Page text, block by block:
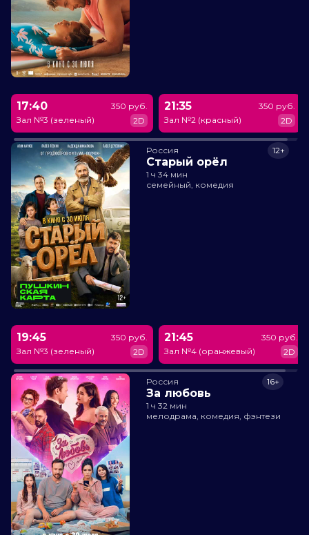
17:40
Зал №3 (зеленый)
350 руб.
2D
21:35
Зал №2 (красный)
350 руб.
2D
Россия
Старый орёл
12+
1 ч 34 мин
семейный, комедия
19:45
Зал №3 (зеленый)
350 руб.
2D
21:45
Зал №4 (оранжевый)
350 руб.
2D
Россия
За любовь
16+
1 ч 32 мин
мелодрама, комедия, фэнтези